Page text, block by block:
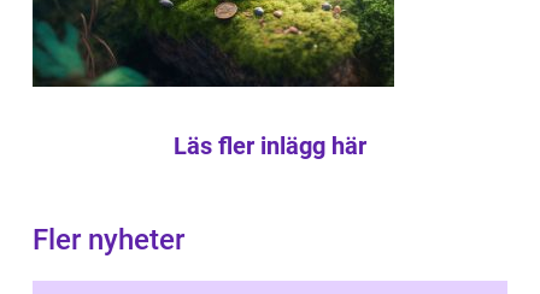
Läs fler inlägg här
Fler nyheter